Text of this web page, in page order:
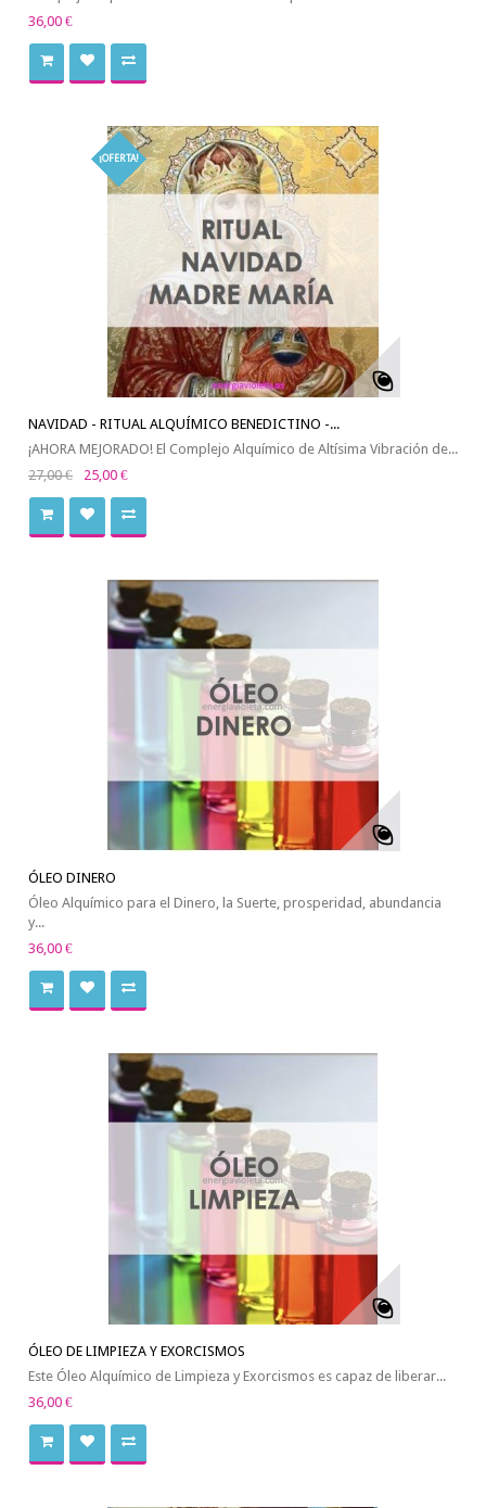
36,00 €
¡OFERTA!
NAVIDAD - RITUAL ALQUÍMICO BENEDICTINO -...
¡AHORA MEJORADO! El Complejo Alquímico de Altísima Vibración de...
27,00 €
25,00 €
ÓLEO DINERO
Óleo Alquímico para el Dinero, la Suerte, prosperidad, abundancia
y...
36,00 €
ÓLEO DE LIMPIEZA Y EXORCISMOS
Este Óleo Alquímico de Limpieza y Exorcismos es capaz de liberar...
36,00 €